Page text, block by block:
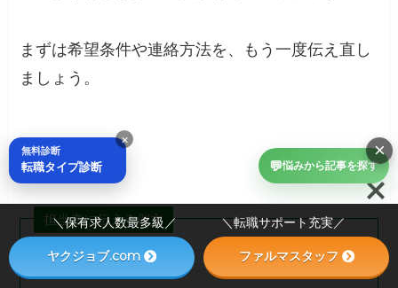
まずは希望条件や連絡方法を、もう一度伝え直し
ましょう。
担当者に伝える例文
担当者に伝える例文
💬悩みから記事を探す
×
×
無料診断
転職タイプ診断
＼保有求人数最多級／ ＼転職サポート充実／
ヤクジョブ.com ファルマスタッフ